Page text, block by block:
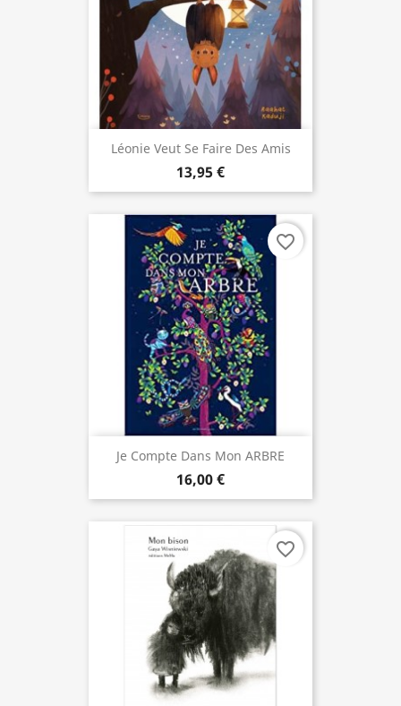
Léonie Veut Se Faire Des Amis
13,95 €
Je Compte Dans Mon ARBRE
16,00 €
favorite_border
favorite_border